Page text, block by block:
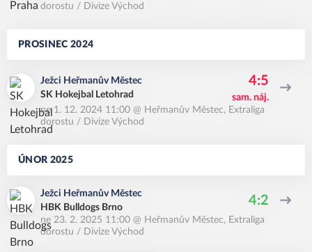
dorostu / Divize Východ
PROSINEC 2024
Ježci Heřmanův Městec
SK Hokejbal Letohrad
4:5
sam. náj.
ne 1. 12. 2024 11:00 @ Heřmanův Městec, Extraliga
dorostu / Divize Východ
ÚNOR 2025
Ježci Heřmanův Městec
HBK Bulldogs Brno
4:2
ne 23. 2. 2025 11:00 @ Heřmanův Městec, Extraliga
dorostu / Divize Východ